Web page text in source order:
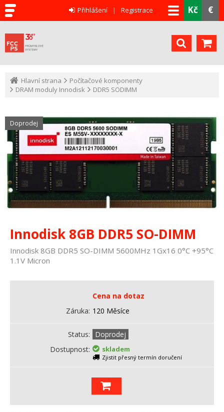
Kč €
Přihlášení Registrace
Hlavní strana
Počítačové komponenty
DRAM moduly Innodisk
DDR5 SODIMM
Doprodej
Innodisk 8GB DDR5 SO-DIMM
Innodisk 8GB DDR5 SO-DIMM 5600MHz 1Gx16 0°C +95°C
1.1V Micron
Cena na dotaz
Záruka 120 Měsíce
Status
Doprodej
Dostupnost
skladem
Zjistit přesný termín doručení